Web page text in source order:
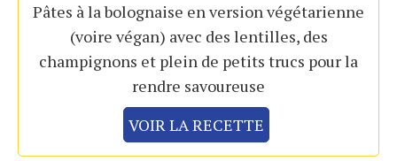
Pâtes à la bolognaise en version végétarienne
(voire végan) avec des lentilles, des
champignons et plein de petits trucs pour la
rendre savoureuse
VOIR LA RECETTE